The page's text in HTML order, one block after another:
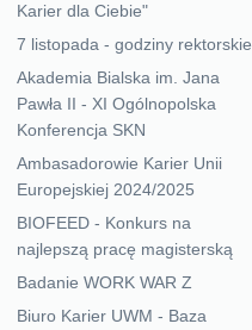
Karier dla Ciebie"
7 listopada - godziny rektorskie
Akademia Bialska im. Jana
Pawła II - XI Ogólnopolska
Konferencja SKN
Ambasadorowie Karier Unii
Europejskiej 2024/2025
BIOFEED - Konkurs na
najlepszą pracę magisterską
Badanie WORK WAR Z
Biuro Karier UWM - Baza